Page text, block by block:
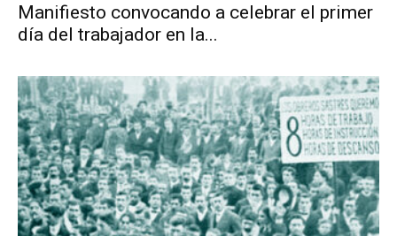
Manifiesto convocando a celebrar el primer
día del trabajador en la...